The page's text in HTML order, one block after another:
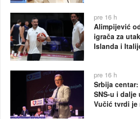
pre 16 h
Alimpijević
igrača za
Islanda i
pre 16 h
Srbija
SNS-u i
Vučić tvrdi je